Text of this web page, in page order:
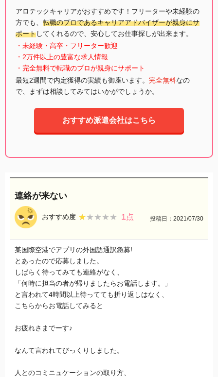
アロテックキャリアがおすすめです！フリーターや未経験の
方でも、 転職のプロであるキャリアアドバイザーが親身にサ
ポートしてくれるので、安心してお仕事探しが出来ます。
・未経験・高卒・フリーター歓迎
・2万件以上の豊富な求人情報
・完全無料で転職のプロが親身にサポート
最短2週間で内定獲得の実績も御座います。 完全無料なの
で、まずは相談してみてはいかがでしょうか。
おすすめ派遣会社はこちら
連絡が来ない
おすすめ度 ★★★★★
★★★★★ 1点 投稿日：2021/07/30
某国際空港でアプリの外国語通訳急募!
とあったので応募しました。
しばらく待ってみても連絡がなく、
「何時に担当の者が帰りましたらお電話します。」
と言われて4時間以上待ってても折り返しはなく、
こちらからお電話してみると
お疲れさまでーす♪
なんて言われてびっくりしました。
人とのコミニュケーションの取り方、